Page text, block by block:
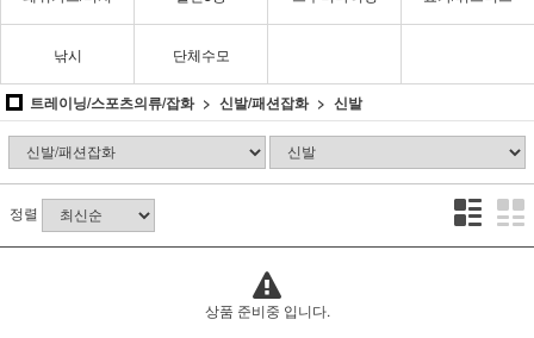
낚시 단체수모
트레이닝/스포츠의류/잡화 신발/패션잡화 신발
정렬
상품 준비중 입니다.